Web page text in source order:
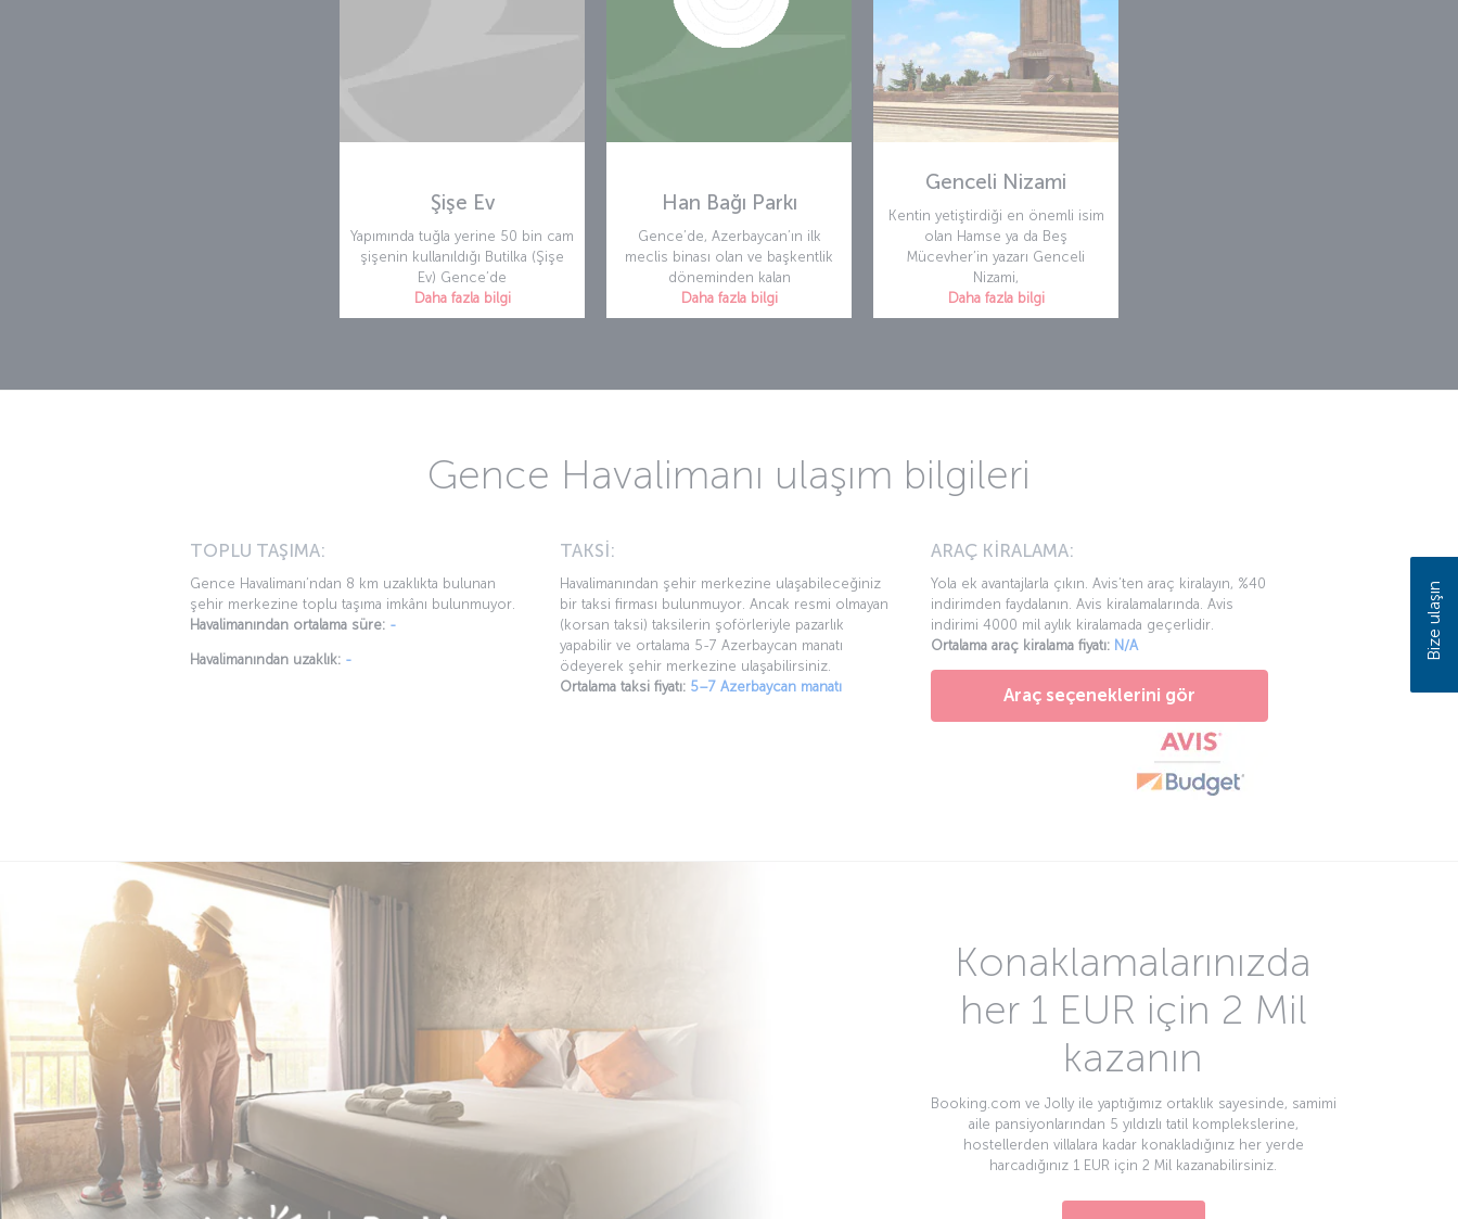
Şişe Ev
Yapımında tuğla yerine 50 bin cam
şişenin kullanıldığı Butilka (Şişe
Ev) Gence’de
Daha fazla bilgi
Han Bağı Parkı
Gence’de, Azerbaycan’ın ilk
meclis binası olan ve başkentlik
döneminden kalan
Daha fazla bilgi
Genceli Nizami
Kentin yetiştirdiği en önemli isim
olan Hamse ya da Beş
Mücevher’in yazarı Genceli
Nizami,
Daha fazla bilgi
Gence Havalimanı ulaşım bilgileri
TOPLU TAŞIMA:
Gence Havalimanı’ndan 8 km uzaklıkta bulunan
şehir merkezine toplu taşıma imkânı bulunmuyor.
Havalimanından ortalama süre: -
Havalimanından uzaklık: -
TAKSİ:
Havalimanından şehir merkezine ulaşabileceğiniz
bir taksi firması bulunmuyor. Ancak resmi olmayan
(korsan taksi) taksilerin şoförleriyle pazarlık
yapabilir ve ortalama 5-7 Azerbaycan manatı
ödeyerek şehir merkezine ulaşabilirsiniz.
Ortalama taksi fiyatı: 5–7 Azerbaycan manatı
ARAÇ KİRALAMA:
Yola ek avantajlarla çıkın. Avis’ten araç kiralayın, %40
indirimden faydalanın. Avis kiralamalarında. Avis
indirimi 4000 mil aylık kiralamada geçerlidir.
Ortalama araç kiralama fiyatı: N/A
Araç seçeneklerini gör
Konaklamalarınızda
her 1 EUR için 2 Mil
kazanın
Booking.com ve Jolly ile yaptığımız ortaklık sayesinde, samimi
aile pansiyonlarından 5 yıldızlı tatil komplekslerine,
hostellerden villalara kadar konakladığınız her yerde
harcadığınız 1 EUR için 2 Mil kazanabilirsiniz.
Bize ulaşın